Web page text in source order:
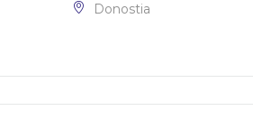
Donostia